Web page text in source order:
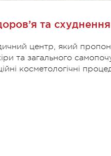
та схуднення
центр, який
та загального
косметологічні